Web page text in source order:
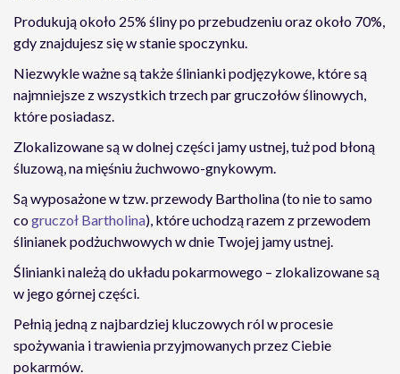
Produkują około 25% śliny po przebudzeniu oraz około 70%,
gdy znajdujesz się w stanie spoczynku.
Niezwykle ważne są także ślinianki podjęzykowe, które są
najmniejsze z wszystkich trzech par gruczołów ślinowych,
które posiadasz.
Zlokalizowane są w dolnej części jamy ustnej, tuż pod błoną
śluzową, na mięśniu żuchwowo-gnykowym.
Są wyposażone w tzw. przewody Bartholina (to nie to samo
cogruczoł Bartholina), które uchodzą razem z przewodem
ślinianek podżuchwowych w dnie Twojej jamy ustnej.
Ślinianki należą do układu pokarmowego – zlokalizowane są
w jego górnej części.
Pełnią jedną z najbardziej kluczowych ról w procesie
spożywania i trawienia przyjmowanych przez Ciebie
pokarmów.